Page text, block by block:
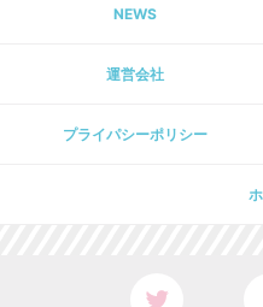
NEWS
運営会社
プライパシーポリシー